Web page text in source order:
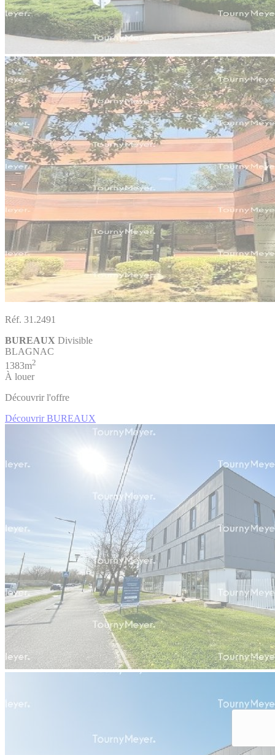
Réf. 31.2491
BUREAUX Divisible
BLAGNAC
1383m2
À louer
Découvrir l'offre
Découvrir BUREAUX